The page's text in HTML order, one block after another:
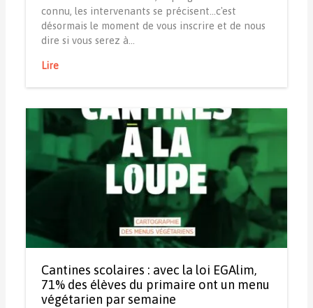
connu, les intervenants se précisent...c'est
désormais le moment de vous inscrire et de nous
dire si vous serez à…
Lire
Cantines scolaires : avec la loi EGAlim,
71% des élèves du primaire ont un menu
végétarien par semaine